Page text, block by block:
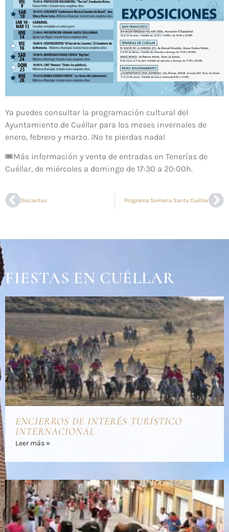
Ya puedes consultar la programación cultural del
Ayuntamiento de Cuéllar para los meses invernales de
enero, febrero y marzo. ¡No te pierdas nada!
🎟Más información y venta de entradas en Tenerías de
Cuéllar, de miércoles a domingo de 17:30 a 20:00h.
Discantus Programa Semana Santa Cuéllar
FIESTAS EN CUÉLLAR
ENCIERROS DE INTERÉS TURÍSTICO
INTERNACIONAL
Leer más »